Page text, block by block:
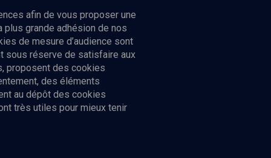
afin de vous proposer une
grande adhésion de nos
de mesure d’audience sont
sous réserve de satisfaire aux
proposent des cookies
des éléments
au dépôt des cookies
très utiles pour mieux tenir